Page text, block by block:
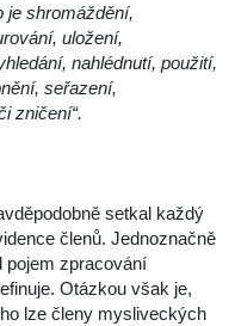
shromáždění,
uložení,
nahlédnutí, použití,
seřazení,
zničení“.
setkal každý
členů. Jednoznačně
pojem zpracování
Otázkou však je,
lze členy mysliveckých